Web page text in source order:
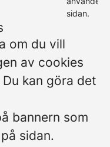
sidan.
om du vill
av cookies
kan göra det
bannern som
sidan.